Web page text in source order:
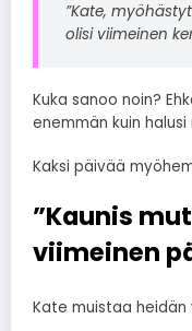
”Kate,
olisi viimeinen
Kuka sanoo noin?
enemmän kuin
Kaksi päivää
”Kaunis
viimeinen
Kate muistaa heidän